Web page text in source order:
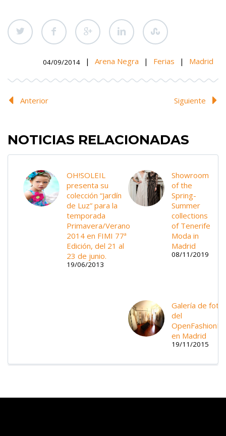
04/09/2014 | Arena Negra | Ferias | Madrid
Anterior Siguiente
NOTICIAS RELACIONADAS
OH!SOLEIL
presenta su
colección “Jardín
de Luz” para la
temporada
Primavera/Verano
2014 en FIMI 77ª
Edición, del 21 al
23 de junio.
19/06/2013
Showroom
of the
Spring-
Summer
collections
of Tenerife
Moda in
Madrid
08/11/2019
Galería de
del
en Madrid
19/11/2015